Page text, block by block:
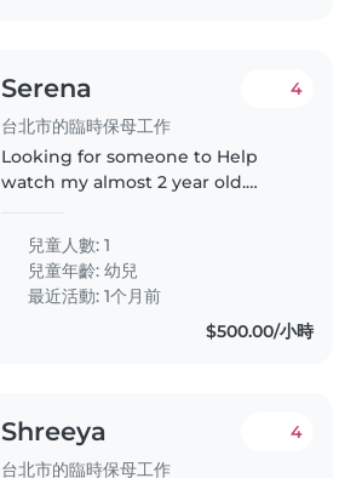
Serena
台北市的臨時保母工作
4
Looking for someone to Help
watch my almost 2 year old.
She is just older so needs
someone to play with my child
兒童人數: 1
兒童年齡:幼兒
最近活動: 1个月前
$500.00/小時
Shreeya
台北市的臨時保母工作
4